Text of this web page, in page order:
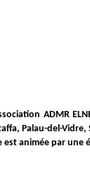
ADMR
Palau-del-
est animée par une